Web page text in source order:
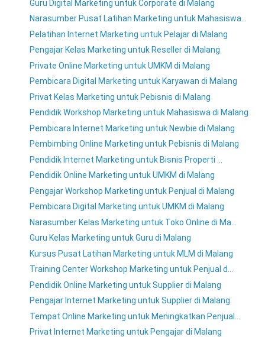
Guru Digital Marketing untuk Corporate di Malang
Narasumber Pusat Latihan Marketing untuk Mahasiswa...
Pelatihan Internet Marketing untuk Pelajar di Malang
Pengajar Kelas Marketing untuk Reseller di Malang
Private Online Marketing untuk UMKM di Malang
Pembicara Digital Marketing untuk Karyawan di Malang
Privat Kelas Marketing untuk Pebisnis di Malang
Pendidik Workshop Marketing untuk Mahasiswa di Malang
Pembicara Internet Marketing untuk Newbie di Malang
Pembimbing Online Marketing untuk Pebisnis di Malang
Pendidik Internet Marketing untuk Bisnis Properti ...
Pendidik Online Marketing untuk UMKM di Malang
Pengajar Workshop Marketing untuk Penjual di Malang
Pembicara Digital Marketing untuk UMKM di Malang
Narasumber Kelas Marketing untuk Toko Online di Ma...
Guru Kelas Marketing untuk Guru di Malang
Kursus Pusat Latihan Marketing untuk MLM di Malang
Training Center Workshop Marketing untuk Penjual d...
Pendidik Online Marketing untuk Supplier di Malang
Pengajar Internet Marketing untuk Supplier di Malang
Tempat Online Marketing untuk Meningkatkan Penjual...
Privat Internet Marketing untuk Pengajar di Malang